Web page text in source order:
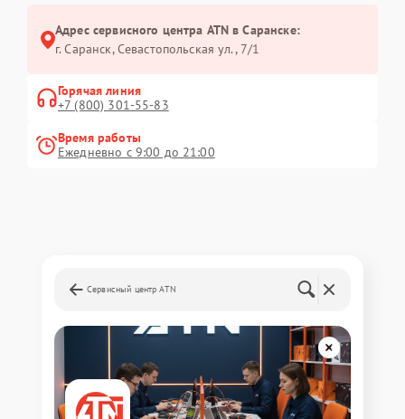
Адрес сервисного центра ATN в Саранске:
г. Саранск, Севастопольская ул., 7/1
Горячая линия
+7 (800) 301-55-83
Время работы
Ежедневно с 9:00 до 21:00
Сервисный центр ATN